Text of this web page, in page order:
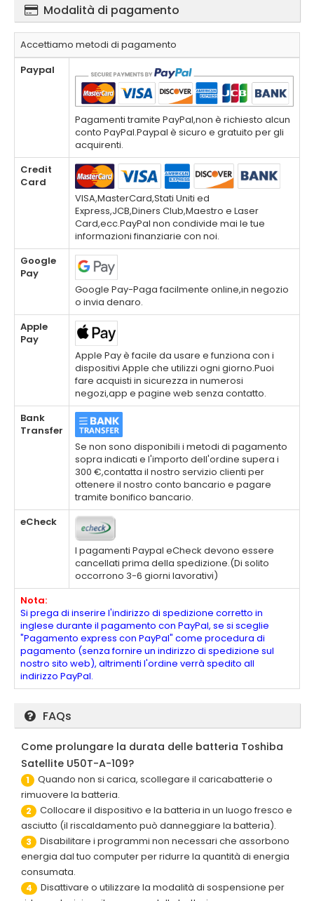
Modalità di pagamento
Accettiamo metodi di pagamento
Paypal
Pagamenti tramite PayPal,non è richiesto alcun
conto PayPal.Paypal è sicuro e gratuito per gli
acquirenti.
Credit
Card
VISA,MasterCard,Stati Uniti ed
Express,JCB,Diners Club,Maestro e Laser
Card,ecc.PayPal non condivide mai le tue
informazioni finanziarie con noi.
Google
Pay
Google Pay-Paga facilmente online,in negozio
o invia denaro.
Apple
Pay
Apple Pay è facile da usare e funziona con i
dispositivi Apple che utilizzi ogni giorno.Puoi
fare acquisti in sicurezza in numerosi
negozi,app e pagine web senza contatto.
Bank
Transfer
Se non sono disponibili i metodi di pagamento
sopra indicati e l'importo dell'ordine supera i
300 €,contatta il nostro servizio clienti per
ottenere il nostro conto bancario e pagare
tramite bonifico bancario.
eCheck
I pagamenti Paypal eCheck devono essere
cancellati prima della spedizione.(Di solito
occorrono 3-6 giorni lavorativi)
Nota:
Si prega di inserire l'indirizzo di spedizione corretto in
inglese durante il pagamento con PayPal, se si sceglie
"Pagamento express con PayPal" come procedura di
pagamento (senza fornire un indirizzo di spedizione sul
nostro sito web), altrimenti l'ordine verrà spedito all
indirizzo PayPal.
FAQs
Come prolungare la durata delle batteria Toshiba
Satellite U50T-A-109?
1
Quando non si carica, scollegare il caricabatterie o
rimuovere la batteria.
2
Collocare il dispositivo e la batteria in un luogo fresco e
asciutto (il riscaldamento può danneggiare la batteria).
3
Disabilitare i programmi non necessari che assorbono
energia dal tuo computer per ridurre la quantità di energia
consumata.
4
Disattivare o utilizzare la modalità di sospensione per